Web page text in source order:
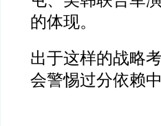
的体现。
出于这样的战略
会警惕过分依赖